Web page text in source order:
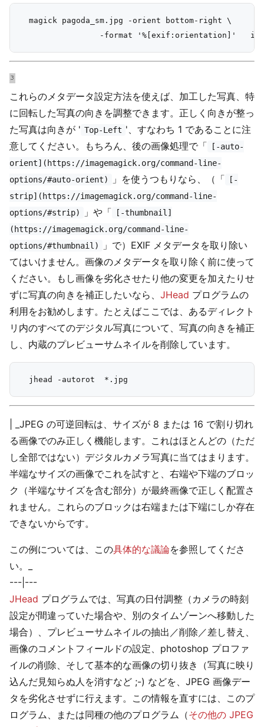
  magick pagoda_sm.jpg -orient bottom-right \
これらのメタデータ設定方法を使えば、加工した写真、特
に回転した写真の向きを調整できます。正しく向きが整っ
た写真は向きが ' Top-Left '、すなわち 1 であることに注
意してください。もちろん、後の画像処理で「
[-auto-
orient](https://imagemagick.org/command-line-
options/#auto-orient)
」を使うつもりなら、（「
[-
strip](https://imagemagick.org/command-line-
options/#strip)
」や「
[-thumbnail]
(https://imagemagick.org/command-line-
options/#thumbnail)
」で）EXIF メタデータを取り除い
てはいけません。画像のメタデータを取り除く前に使って
ください。もし画像を劣化させたり他の変更を加えたりせ
ずに写真の向きを補正したいなら、 JHead プログラムの
利用をお勧めします。たとえばここでは、あるディレクト
リ内のすべてのデジタル写真について、写真の向きを補正
し、内蔵のプレビューサムネイルを削除しています。
| _JPEG の可逆回転は、サイズが 8 または 16 で割り切れ
る画像でのみ正しく機能します。これはほとんどの（ただ
し全部ではない）デジタルカメラ写真に当てはまります。
半端なサイズの画像でこれを試すと、右端や下端のブロッ
ク（半端なサイズを含む部分）が最終画像で正しく配置さ
れません。これらのブロックは右端または下端にしか存在
できないからです。
この例については、この具体的な議論を参照してくださ
い。_
---|---
JHead プログラムでは、写真の日付調整（カメラの時刻
設定が間違っていた場合や、別のタイムゾーンへ移動した
場合）、プレビューサムネイルの抽出／削除／差し替え、
画像のコメントフィールドの設定、photoshop プロファ
イルの削除、そして基本的な画像の切り抜き（写真に映り
込んだ見知らぬ人を消すなど ;-) などを、JPEG 画像デー
タを劣化させずに行えます。この情報を直すには、このプ
ログラム、または同種の他のプログラム（その他の JPEG